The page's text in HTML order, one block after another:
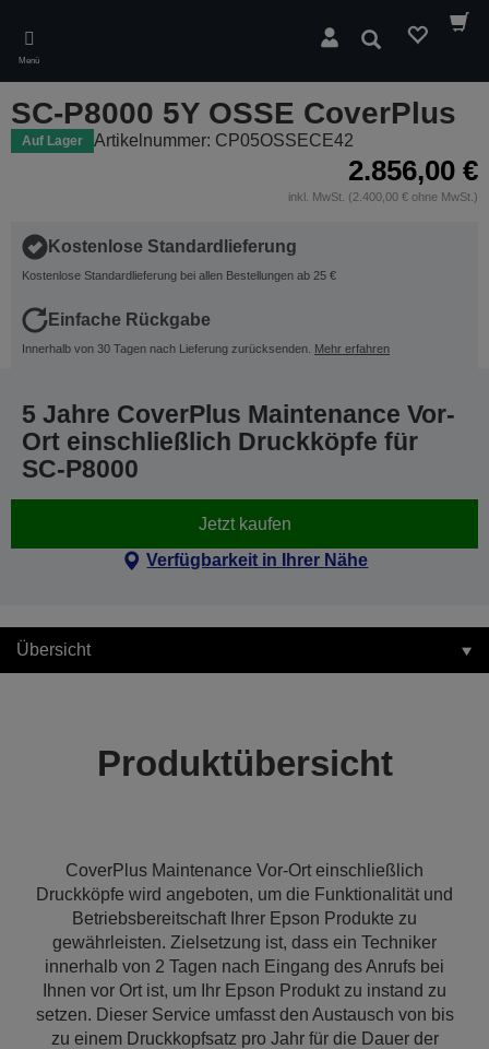
main
content
Menü
Suchen
SC-P8000 5Y OSSE CoverPlus
Auf Lager Artikelnummer: CP05OSSECE42
2.856,00 €
inkl. MwSt. (2.400,00 € ohne MwSt.)
Kostenlose Standardlieferung
Kostenlose Standardlieferung bei allen Bestellungen ab 25 €
Einfache Rückgabe
Innerhalb von 30 Tagen nach Lieferung zurücksenden. Mehr erfahren
5 Jahre CoverPlus Maintenance Vor-
Ort einschließlich Druckköpfe für
SC-P8000
Jetzt kaufen
Verfügbarkeit in Ihrer Nähe
Übersicht
Produktübersicht
CoverPlus Maintenance Vor-Ort einschließlich
Druckköpfe wird angeboten, um die Funktionalität und
Betriebsbereitschaft Ihrer Epson Produkte zu
gewährleisten. Zielsetzung ist, dass ein Techniker
innerhalb von 2 Tagen nach Eingang des Anrufs bei
Ihnen vor Ort ist, um Ihr Epson Produkt zu instand zu
setzen. Dieser Service umfasst den Austausch von bis
zu einem Druckkopfsatz pro Jahr für die Dauer der